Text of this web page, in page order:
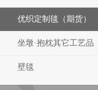
优织定制毯（期货）
坐墩·抱枕其它工艺品
壁毯